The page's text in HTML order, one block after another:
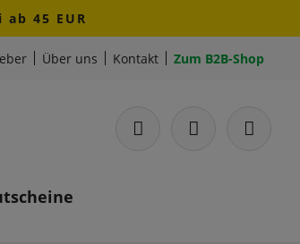
45 EUR
Über uns Kontakt Zum B2B-Shop